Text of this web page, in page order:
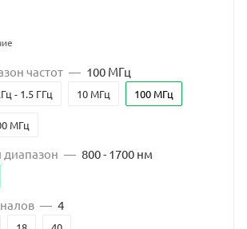
частот — 100 МГц
- 1.5 ГГц 10 МГц 100 МГц
МГц
диапазон — 800 - 1700 нм
— 4